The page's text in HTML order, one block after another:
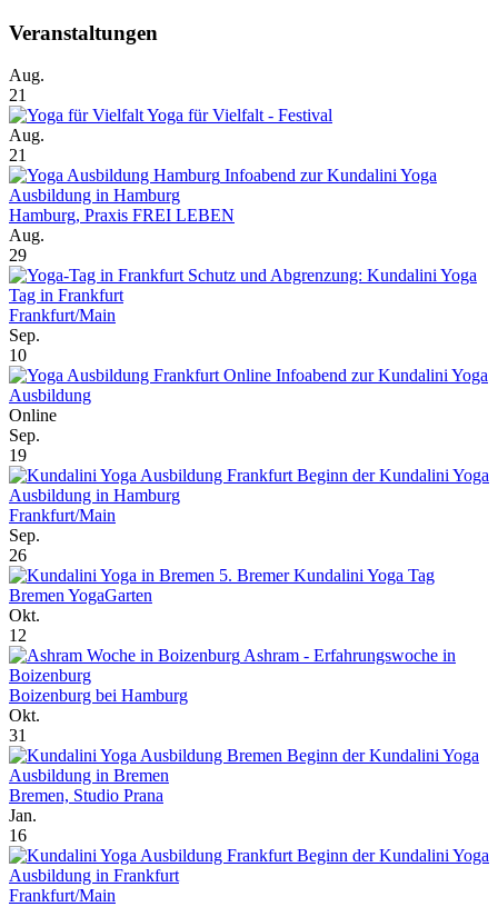
Veranstaltungen
Aug.
21
Yoga für Vielfalt - Festival
Aug.
21
Infoabend zur Kundalini Yoga
Ausbildung in Hamburg
Hamburg, Praxis FREI LEBEN
Aug.
29
Schutz und Abgrenzung: Kundalini Yoga
Tag in Frankfurt
Frankfurt/Main
Sep.
10
Online Infoabend zur Kundalini Yoga
Ausbildung
Online
Sep.
19
Beginn der Kundalini Yoga
Ausbildung in Hamburg
Frankfurt/Main
Sep.
26
5. Bremer Kundalini Yoga Tag
Bremen YogaGarten
Okt.
12
Ashram - Erfahrungswoche in
Boizenburg
Boizenburg bei Hamburg
Okt.
31
Beginn der Kundalini Yoga
Ausbildung in Bremen
Bremen, Studio Prana
Jan.
16
Beginn der Kundalini Yoga
Ausbildung in Frankfurt
Frankfurt/Main